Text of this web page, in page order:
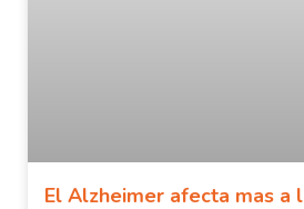
El Alzheimer afecta mas a